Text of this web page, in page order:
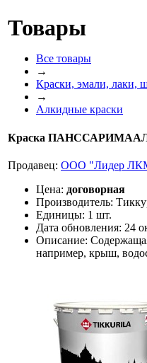
Товары
Все товары
→
Краски, эмали, лаки,
→
Алкидные краски
Краска ПАНССАРИМААЛИ
Продавец: ООО "Лидер
Цена: договорная
Производитель:
Единицы: 1 шт.
Дата обновления: 24
Описание:
например, крыш,